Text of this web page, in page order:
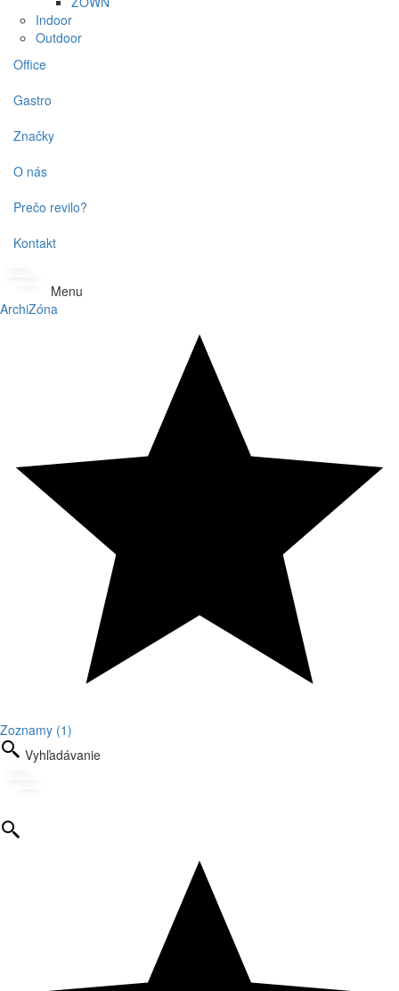
Indoor
Outdoor
Office
Gastro
Značky
O nás
Prečo revilo?
Kontakt
Menu
ArchiZóna
Zoznamy (1)
Vyhľadávanie